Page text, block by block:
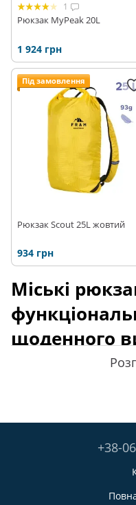
1
Рюкзак MyPeak 20L
1 924 грн
Під замовлення
Рюкзак Scout 25L жовтий
934 грн
Міські
щоденного
міський
повсякденний рюкзак
руки вільними й
продуману ергономіку та
+38-